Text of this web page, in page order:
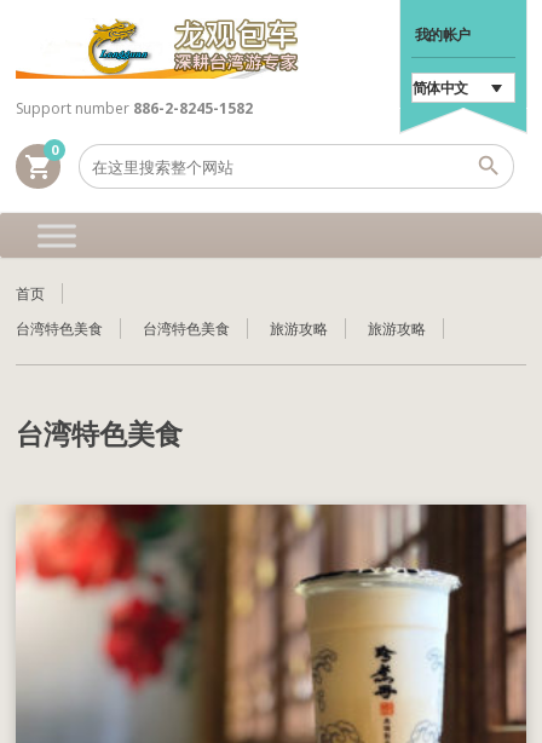
我的帐户
简体中文
shopping_cart
0
Support number 886-2-8245-1582
首页
台湾特色美食
台湾特色美食 旅游攻略 旅游攻略
台湾特色美食